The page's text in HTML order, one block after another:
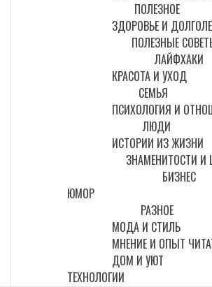
ПОЛЕЗНОЕ
ЗДОРОВЬЕ И
ПОЛЕЗНЫЕ
ЛАЙФХАКИ
КРАСОТА И УХОД
СЕМЬЯ
ПСИХОЛОГИЯ И
ЛЮДИ
ИСТОРИИ ИЗ ЖИЗНИ
ЗНАМЕНИТОСТИ И
БИЗНЕС
ЮМОР
РАЗНОЕ
МОДА И СТИЛЬ
МНЕНИЕ И ОПЫТ
ДОМ И УЮТ
ТЕХНОЛОГИИ